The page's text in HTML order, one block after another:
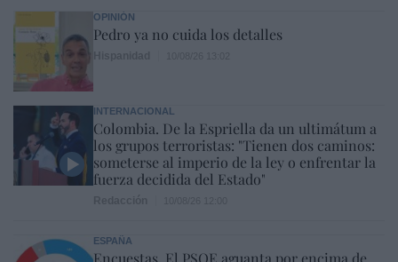
OPINIÓN
Pedro ya no cuida los detalles
INTERNACIONAL
Colombia. De la Espriella da un ultimátum a
los grupos terroristas: "Tienen dos caminos:
someterse al imperio de la ley o enfrentar la
fuerza decidida del Estado"
ESPAÑA